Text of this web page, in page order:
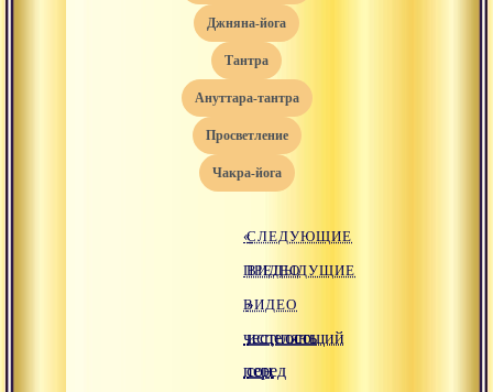
джняна-йога
тантра
ануттара-тантра
просветление
чакра-йога
«
ПРЕДЫДУЩИЕ
ВИДЕО
честность
перед
СЛЕДУЮЩИЕ
ВИДЕО
»
исцеляющий
сон